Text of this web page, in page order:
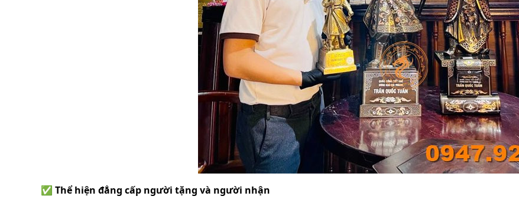
✅ Thể hiện đẳng cấp người tặng và người nhận